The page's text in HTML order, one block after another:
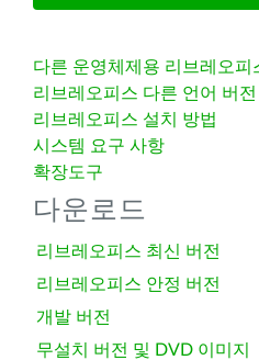
다른 운영체제용 리브레오피
리브레오피스 다른 언어 버전
리브레오피스 설치 방법
시스템 요구 사항
확장도구
다운로드
리브레오피스 최신 버전
리브레오피스 안정 버전
개발 버전
무설치 버전 및 DVD 이미지